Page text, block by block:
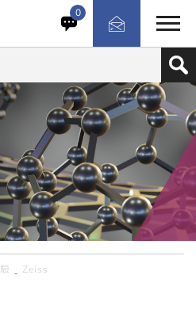
用於測量動靜態測試中的應
活且可擴充的非接觸式測量技
試片到大型結構部件的量測工
0
Zeiss